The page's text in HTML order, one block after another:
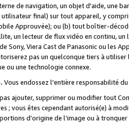
de navigation, un objet d'aide, une
utilisateur final) sur tout appareil, y
Approuvée); ou (b) tout boîtier-
un lecteur de flux vidéo en continu,
Sony, Viera Cast de Panasonic ou les
pas un quelconque tiers à
ou une technologie connexe.
Vous endossez l'entière responsabilité
ajouter, supprimer ou modifier tout
; vous êtes cependant autorisé(e) à
d’origine de l’image ou à